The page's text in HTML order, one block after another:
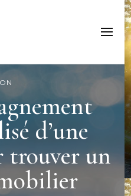
Alsacien
d’une
trouver un